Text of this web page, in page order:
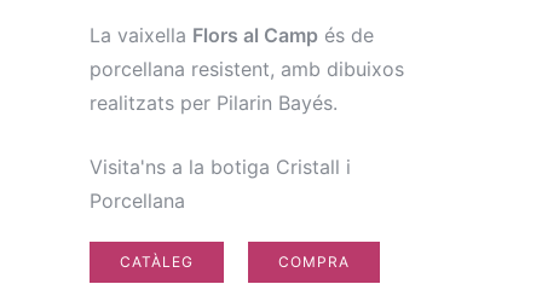
La vaixella Flors al Camp és de
porcellana resistent, amb dibuixos
realitzats per Pilarin Bayés.
Visita'ns a la botiga Cristall i
Porcellana
CATÀLEG COMPRA